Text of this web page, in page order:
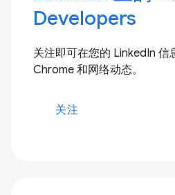
Developers
关注即可在您的 LinkedIn 信
Chrome 和网络动态。
关注